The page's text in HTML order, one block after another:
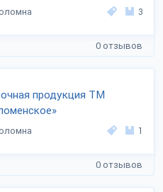
3
0 отзывов
продукция ТМ
1
0 отзывов